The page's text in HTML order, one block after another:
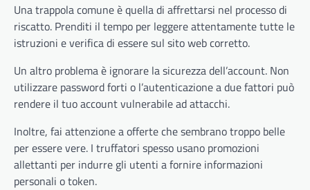
Una trappola comune è quella di affrettarsi nel processo di
riscatto. Prenditi il tempo per leggere attentamente tutte le
istruzioni e verifica di essere sul sito web corretto.
Un altro problema è ignorare la sicurezza dell’account. Non
utilizzare password forti o l’autenticazione a due fattori può
rendere il tuo account vulnerabile ad attacchi.
Inoltre, fai attenzione a offerte che sembrano troppo belle
per essere vere. I truffatori spesso usano promozioni
allettanti per indurre gli utenti a fornire informazioni
personali o token.